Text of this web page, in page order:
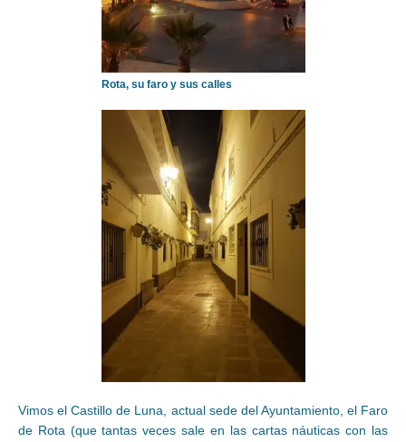
Rota, su faro y sus calles
Vimos el Castillo de Luna, actual sede del Ayuntamiento, el Faro
de Rota (que tantas veces sale en las cartas náuticas con las